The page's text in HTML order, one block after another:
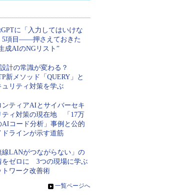
に「入力してはいけな
5項目――押さえておきた
成AIのNGリスト”
計の常識が変わる？
新メソッド「QUERY」と
ュリティ対策を学ぶ
ンティアAIとサイバーセキ
ティ対策の現在地 「17万
AIコード分析」事例と公的
ドラインが示す道筋
線LANがつながらない」の
をゼロに 3つの現場に学ぶ
トワーク改善術
» 一覧ページへ